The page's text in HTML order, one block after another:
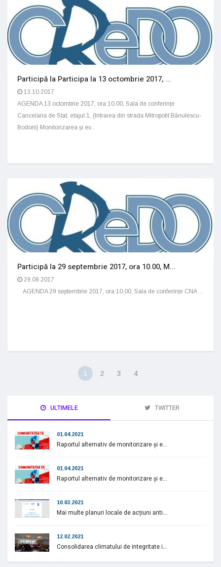
Participă la Participa la 13 octombrie 2017, ...
13.10.2017
AGENDA 13 octombrie 2017, ora 10.00, Sala de conferințe
Cancelaria de Stat, etajul 1, (Intrarea din strada Mitropolit Bănulescu-
Bodoni) Monitorizarea și ev...
Participă la 29 septembrie 2017, ora 10.00, M...
29.09.2017
AGENDA 29 septembrie 2017, ora 10.00, Sala de conferințe CNA ...
1 2 3 4
ULTIMELE TWITTER
01.04.2021
Raportul alternativ de monitorizare și e...
01.04.2021
Raportul alternativ de monitorizare și e...
10.03.2021
Mai multe planuri locale de acțiuni anti...
12.02.2021
Consolidarea climatului de integritate i...